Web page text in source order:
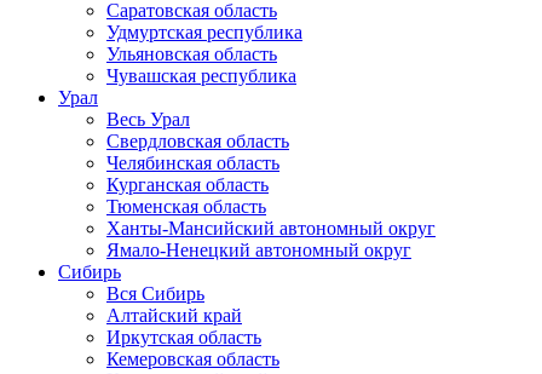
Саратовская область
Удмуртская республика
Ульяновская область
Чувашская республика
Урал
Весь Урал
Свердловская область
Челябинская область
Курганская область
Тюменская область
Ханты-Мансийский автономный округ
Ямало-Ненецкий автономный округ
Сибирь
Вся Сибирь
Алтайский край
Иркутская область
Кемеровская область